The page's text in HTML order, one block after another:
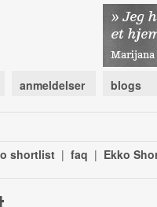
anmeldelser blogs
shortlist | faq | Ekko